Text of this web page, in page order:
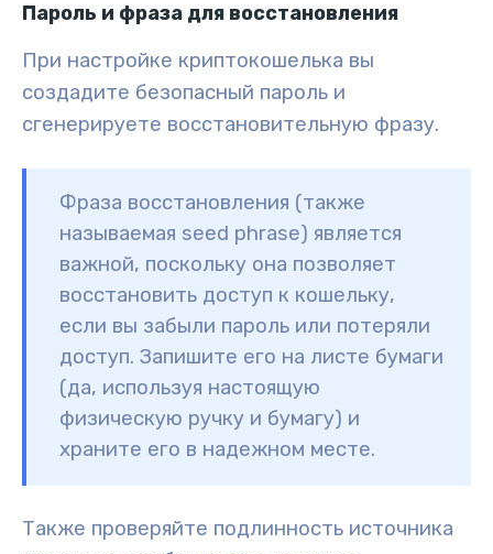
Пароль и фраза для восстановления
При настройке криптокошелька вы
создадите безопасный пароль и
сгенерируете восстановительную фразу.
Фраза восстановления (также
называемая seed phrase) является
важной, поскольку она позволяет
восстановить доступ к кошельку,
если вы забыли пароль или потеряли
доступ. Запишите его на листе бумаги
(да, используя настоящую
физическую ручку и бумагу) и
храните его в надежном месте.
Также проверяйте подлинность источника